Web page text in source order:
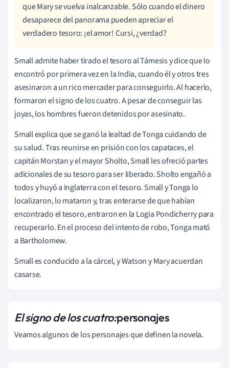
que Mary se vuelva inalcanzable. Sólo cuando el dinero
desaparece del panorama pueden apreciar el
verdadero tesoro: ¡el amor! Cursi, ¿verdad?
Small admite haber tirado el tesoro al Támesis y dice que lo
encontró por primera vez en la India, cuando él y otros tres
asesinaron a un rico mercader para conseguirlo. Al hacerlo,
formaron el signo de los cuatro. A pesar de conseguir las
joyas, los hombres fueron detenidos por asesinato.
Small explica que se ganó la lealtad de Tonga cuidando de
su salud. Tras reunirse en prisión con los capataces, el
capitán Morstan y el mayor Sholto, Small les ofreció partes
adicionales de su tesoro para ser liberado. Sholto engañó a
todos y huyó a Inglaterra con el tesoro. Small y Tonga lo
localizaron, lo mataron y, tras enterarse de que habían
encontrado el tesoro, entraron en la Logia Pondicherry para
recuperarlo. En el proceso del intento de robo, Tonga mató
a Bartholomew.
Small es conducido a la cárcel, y Watson y Mary acuerdan
casarse.
El signo de los cuatro:personajes
Veamos algunos de los personajes que definen la novela.